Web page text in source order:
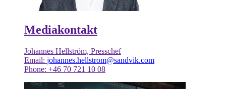
Mediakontakt
Johannes Hellström, Presschef
Email: johannes.hellstrom@sandvik.com
Phone: +46 70 721 10 08